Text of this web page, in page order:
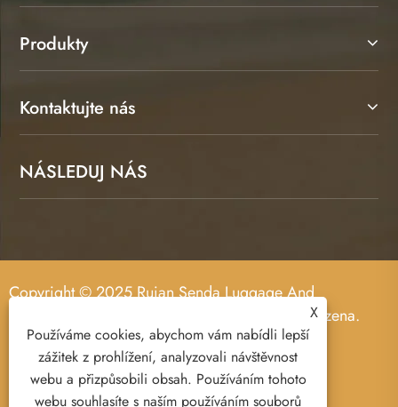
Produkty
Kontaktujte nás
NÁSLEDUJ NÁS
Copyright © 2025 Ruian Senda Luggage And
Leather Products Co., Ltd. Všechna práva vyhrazena.
X
Používáme cookies, abychom vám nabídli lepší
zážitek z prohlížení, analyzovali návštěvnost
webu a přizpůsobili obsah. Používáním tohoto
webu souhlasíte s naším používáním souborů